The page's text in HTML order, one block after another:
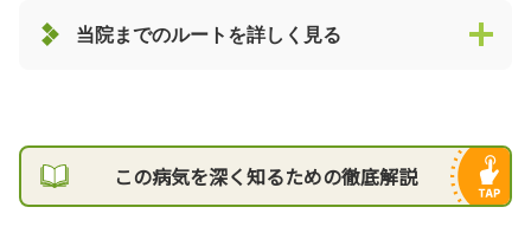
当院までのルートを詳しく見る
この病気を深く知るための徹底解説